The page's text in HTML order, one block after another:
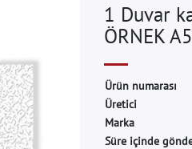
1 Duvar
ÖRNEK
Ürün numarası
Üretici
Marka
Süre içinde